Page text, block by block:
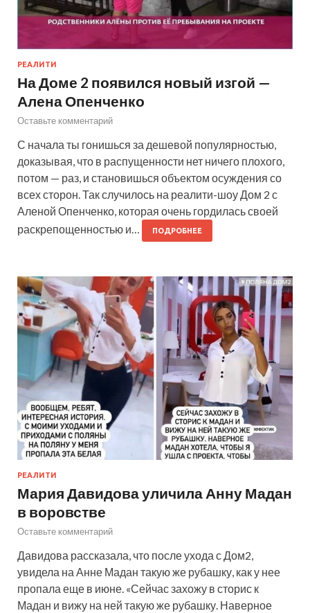
РЕАЛИТИ
На Доме 2 появился новый изгой —
Алена Опенченко
Оставьте комментарий
С начала ты гонишься за дешевой популярностью,
доказывая, что в распущенности нет ничего плохого,
потом — раз, и становишься объектом осуждения со
всех сторон. Так случилось на реалити-шоу Дом 2 с
Аленой Опенченко, которая очень гордилась своей
раскрепощенностью и…
ПОДРОБНЕЕ
РЕАЛИТИ
Мария Давидова уличила Анну Мадан
в воровстве
Оставьте комментарий
Давидова рассказала, что после ухода с Дом2,
увидела на Анне Мадан такую же рубашку, как у нее
пропала еще в июне. «Сейчас захожу в сторис к
Мадан и вижу на ней такую же рубашку. Наверное